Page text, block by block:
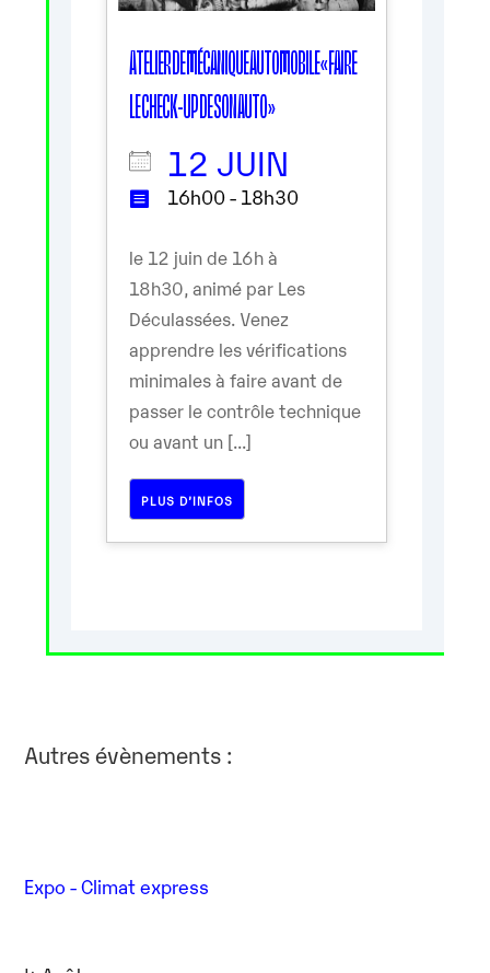
ATELIER DE MÉCANIQUE AUTOMOBILE « FAIRE
LE CHECK-UP DE SON AUTO »
12 JUIN
16h00 - 18h30
le 12 juin de 16h à
18h30, animé par Les
Déculassées. Venez
apprendre les vérifications
minimales à faire avant de
passer le contrôle technique
ou avant un [...]
PLUS D’INFOS
Autres évènements :
Expo - Climat express